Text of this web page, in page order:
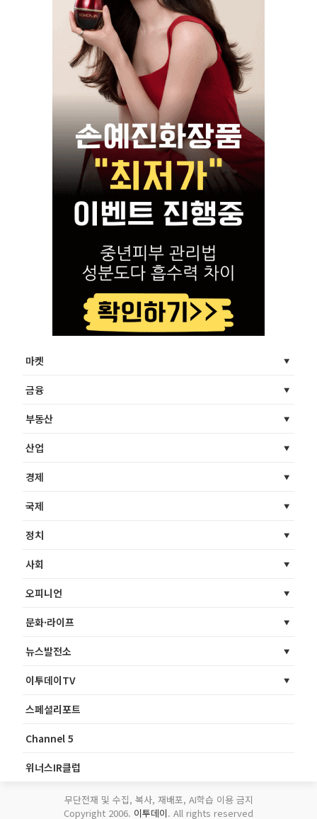
마켓
금융
부동산
산업
경제
국제
정치
사회
오피니언
문화·라이프
뉴스발전소
이투데이TV
스페셜리포트
Channel 5
위너스IR클럽
무단전재 및 수집, 복사, 재배포, AI학습 이용 금지
Copyright 2006. 이투데이. All rights reserved